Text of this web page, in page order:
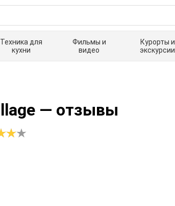
Техника для
кухни
Фильмы и
видео
Курорты и
экскурсии
— отзывы